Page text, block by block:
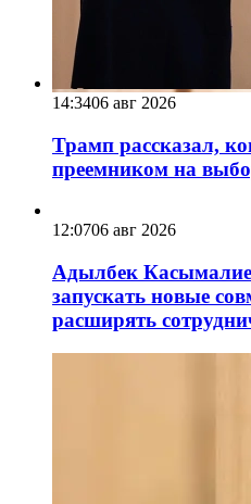
14:3406 авг 2026
Трамп рассказал,
преемником на
12:0706 авг 2026
Адылбек
запускать новые
расширять